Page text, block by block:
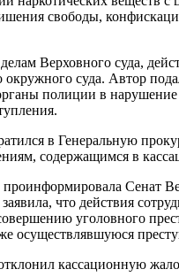
свободы,
Верховного суда,
суда. Автор
полиции в
в Генеральную
содержащимся в
проинформировала Сенат
что действия
уголовного
осуществлявшуюся
кассационную